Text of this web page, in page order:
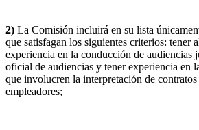
2) La Comisión incluirá en su lista
que satisfagan los siguientes criterios: tener
experiencia en la conducción de audiencias
oficial de audiencias y tener experiencia en
que involucren la interpretación de
empleadores;